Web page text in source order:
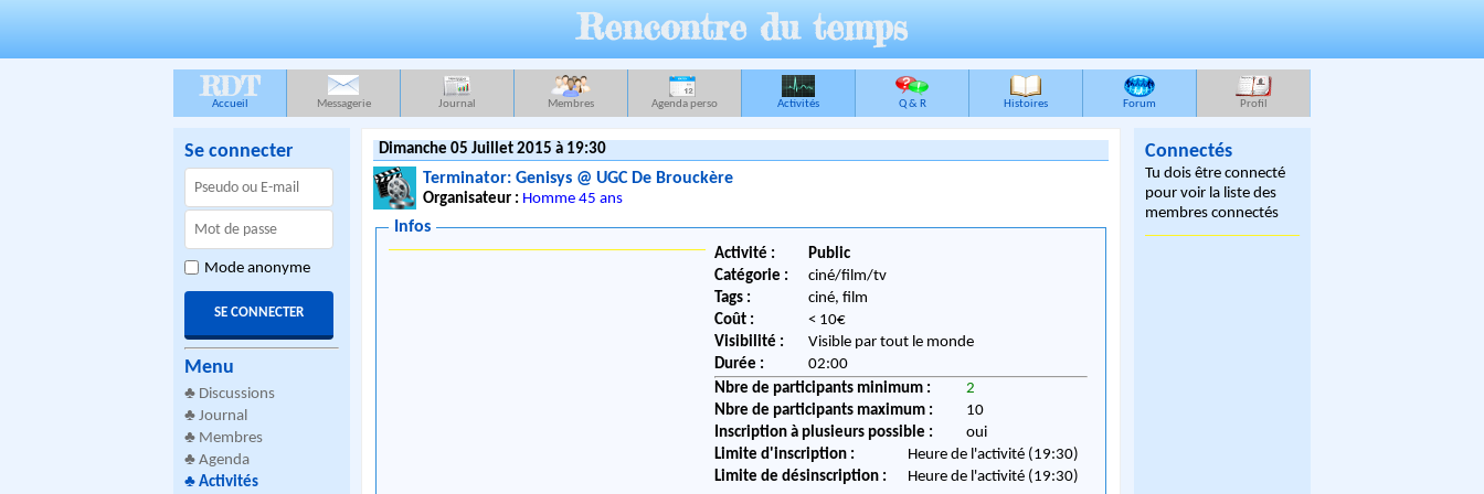
Rencontre du temps
RDT
Accueil Messagerie Journal Membres Agenda perso Activités Q & R Histoires Forum Profil
Se connecter
Mode anonyme
Menu
♣ Discussions
♣ Journal
♣ Membres
♣ Agenda
♣ Activités
Dimanche 05 Juillet 2015 à 19:30
Terminator: Genisys @ UGC De Brouckère
Organisateur : Homme 45 ans
Infos
Activité :
Public
Catégorie :
ciné/film/tv
Tags :
ciné, film
Coût :
< 10€
Visibilité :
Visible par tout le monde
Durée :
02:00
Nbre de participants minimum :
2
Nbre de participants maximum :
10
Inscription à plusieurs possible :
oui
Limite d'inscription :
Heure de l'activité (19:30)
Limite de désinscription :
Heure de l'activité (19:30)
Connectés
Tu dois être connecté
pour voir la liste des
membres connectés